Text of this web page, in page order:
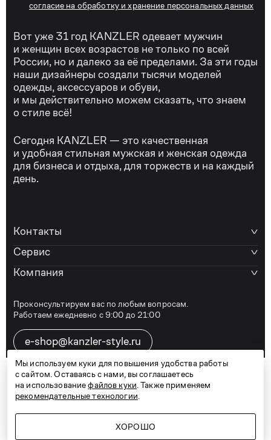
согласие на обработку и хранение персональных данных
Вот уже 31 год KANZLER одевает мужчин
и женщин всех возрастов не только по всей
России, но и далеко за её пределами. За эти годы
наши дизайнеры создали тысячи моделей
одежды, аксессуаров и обуви,
и мы действительно можем сказать, что знаем
о стиле всё!
Сегодня KANZLER — это качественная
и удобная стильная мужская и женская одежда
для бизнеса и отдыха, для торжеств и на каждый
день.
Контакты
Сервис
Компания
Проконсультируем вас по любым вопросам.
Работаем ежедневно с 9:00 до 21:00
e-shop@kanzler-style.ru
8 800 600 77 07
TelegramVkontakte
Мы используем куки для повышения удобства работы
с сайтом. Оставаясь с нами, вы соглашаетесь
на использованиефайлов куки . Также применяем
рекомендательные технологии
ХОРОШО